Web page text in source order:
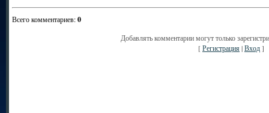
Всего комментариев:0
Добавлять комментарии могут только
[Регистрация|Вход]